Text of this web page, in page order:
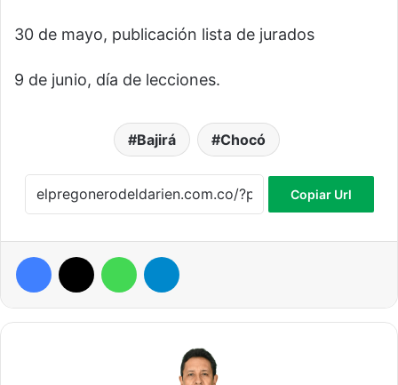
30 de mayo, publicación lista de jurados
9 de junio, día de lecciones.
Bajirá Chocó
Copiar Url
Facebook WhatsApp